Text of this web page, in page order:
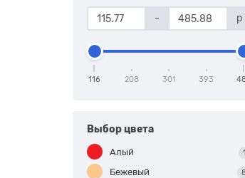
- р
116 208 301 393
Выбор цвета
Алый 1
Бежевый